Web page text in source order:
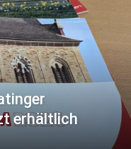
erhältlich